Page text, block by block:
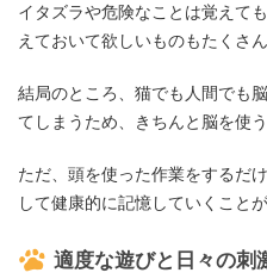
イタズラや危険なことは覚えて
えておいて欲しいものもたくさ
結局のところ、猫でも人間でも
てしまうため、きちんと脳を使
ただ、頭を使った作業をするだ
して健康的に記憶していくこと
適度な遊びと日々の刺